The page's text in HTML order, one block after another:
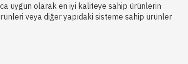
uygun olarak en iyi kaliteye sahip ürünlerin
veya diğer yapıdaki sisteme sahip ürünler